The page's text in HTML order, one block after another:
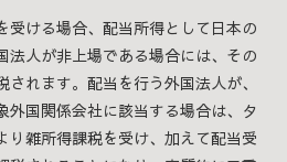
受ける場合、配当所得として日本の
法人が非上場である場合には、その
れます。配当を行う外国法人が、
外国関係会社に該当する場合は、タ
り雑所得課税を受け、加えて配当受